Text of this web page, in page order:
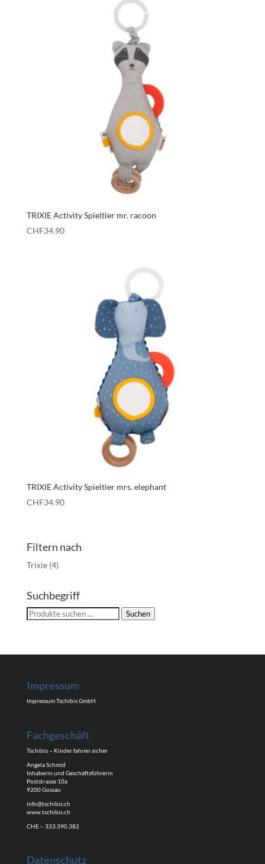
TRIXIE Activity Spieltier mr. racoon
CHF34.90
TRIXIE Activity Spieltier mrs. elephant
CHF34.90
Filtern nach
Trixie (4)
Suchbegriff
Suchen
Suchen
Impressum
Impressum Tschibis GmbH
Fachgeschäft
Tschibis – Kinder fahren sicher
Angela Schmid
Inhaberin und Geschäftsführerin
Poststrasse 10a
9200 Gossau
info@tschibis.ch
www.tschibis.ch
CHE – 333.390.382
Datenschutz